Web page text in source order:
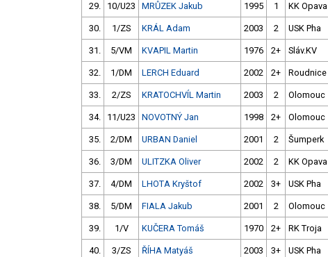
29. 10/U23 MRŮZEK Jakub 1995 1 KK Opava
30. 1/ZS KRÁL Adam 2003 2 USK Pha
31. 5/VM KVAPIL Martin 1976 2+ Sláv.KV
32. 1/DM LERCH Eduard 2002 2+ Roudnice
33. 2/ZS KRATOCHVÍL Martin 2003 2 Olomouc
34. 11/U23 NOVOTNÝ Jan 1998 2+ Olomouc
35. 2/DM URBAN Daniel 2001 2 Šumperk
36. 3/DM ULITZKA Oliver 2002 2 KK Opava
37. 4/DM LHOTA Kryštof 2002 3+ USK Pha
38. 5/DM FIALA Jakub 2001 2 Olomouc
39. 1/V KUČERA Tomáš 1970 2+ RK Troja
40. 3/ZS ŘÍHA Matyáš 2003 3+ USK Pha